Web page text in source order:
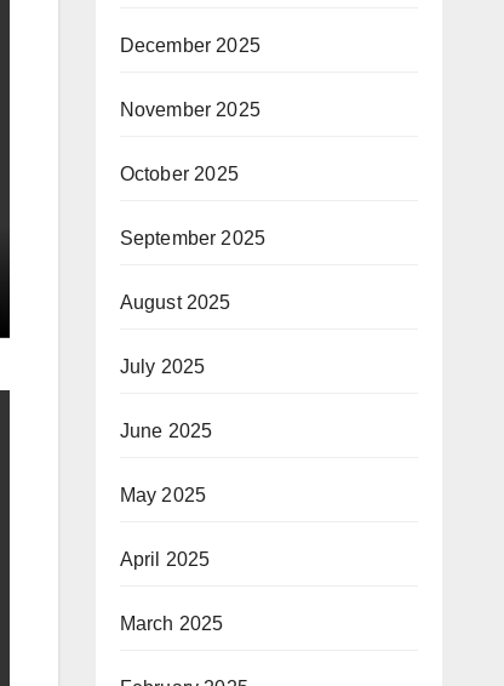
December 2025
November 2025
October 2025
September 2025
August 2025
July 2025
June 2025
May 2025
April 2025
March 2025